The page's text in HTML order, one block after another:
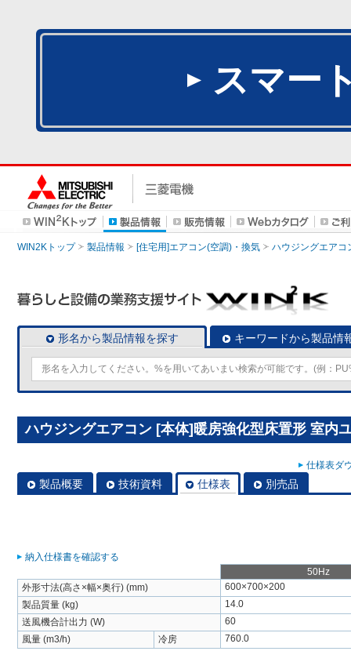
スマー
WIN2Kトップ 製品情報 [住宅用]エアコン(空調)・換気 ハウジングエアコ
形名から製品情報を探す キーワードから製品情
ハウジングエアコン [本体]暖房強化型床置形 室内
仕様表ダ
製品概要 技術資料 仕様表 別売品
納入仕様書を確認する
50Hz
外形寸法(高さ×幅×奥行) (mm)
600×700×200
製品質量 (kg)
14.0
送風機合計出力 (W)
60
風量 (m3/h)
冷房 760.0